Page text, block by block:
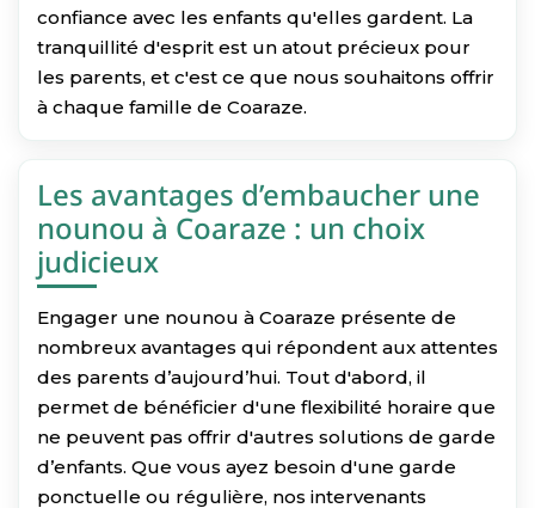
confiance avec les enfants qu'elles gardent. La
tranquillité d'esprit est un atout précieux pour
les parents, et c'est ce que nous souhaitons offrir
à chaque famille de Coaraze.
Les avantages d’embaucher une
nounou à Coaraze : un choix
judicieux
Engager une nounou à Coaraze présente de
nombreux avantages qui répondent aux attentes
des parents d’aujourd’hui. Tout d'abord, il
permet de bénéficier d'une flexibilité horaire que
ne peuvent pas offrir d'autres solutions de garde
d’enfants. Que vous ayez besoin d'une garde
ponctuelle ou régulière, nos intervenants